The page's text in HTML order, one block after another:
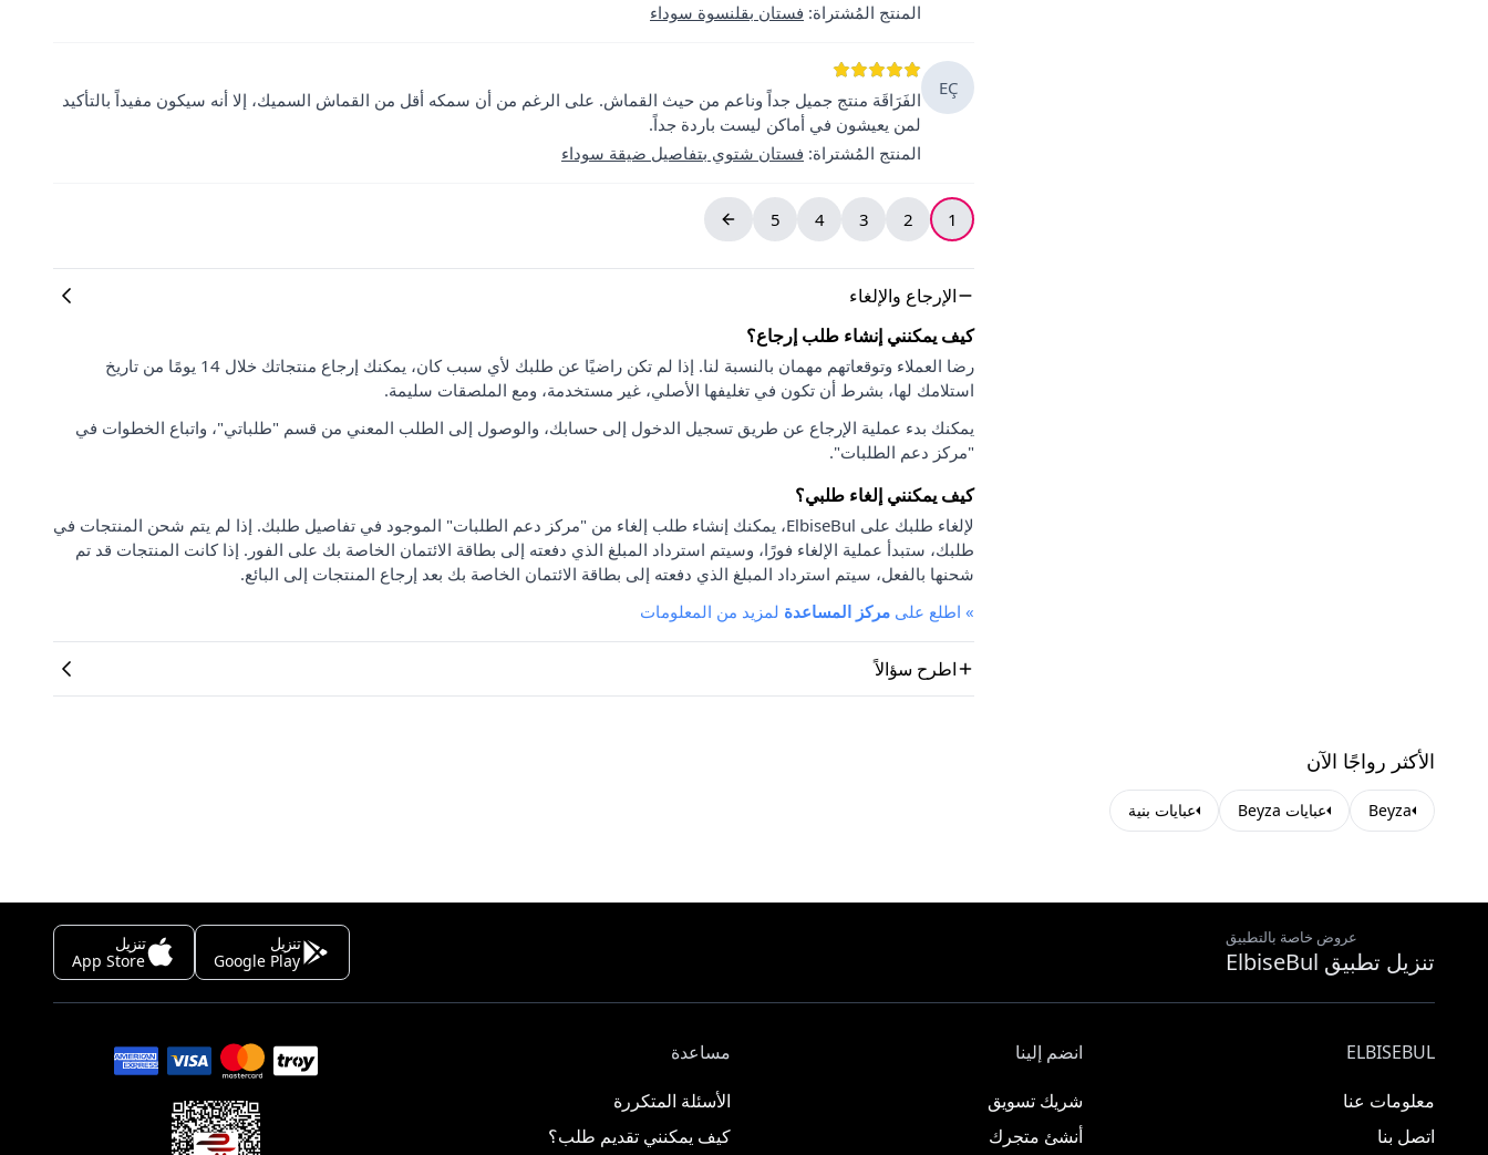
المنتج المُشتراة: فستان بقلنسوة سوداء
EÇ
الفَرَاقَة منتج جميل جداً وناعم من حيث القماش. على الرغم من أن سمكه أقل من القماش السميك، إلا أنه سيكون مفيداً بالتأكيد
لمن يعيشون في أماكن ليست باردة جداً.
المنتج المُشتراة: فستان شتوي بتفاصيل ضيقة سوداء
1
2
3
4
5
الإرجاع والإلغاء
كيف يمكنني إنشاء طلب إرجاع؟
رضا العملاء وتوقعاتهم مهمان بالنسبة لنا. إذا لم تكن راضيًا عن طلبك لأي سبب كان، يمكنك إرجاع منتجاتك خلال 14 يومًا من تاريخ
استلامك لها، بشرط أن تكون في تغليفها الأصلي، غير مستخدمة، ومع الملصقات سليمة.
يمكنك بدء عملية الإرجاع عن طريق تسجيل الدخول إلى حسابك، والوصول إلى الطلب المعني من قسم "طلباتي"، واتباع الخطوات في
"مركز دعم الطلبات".
كيف يمكنني إلغاء طلبي؟
لإلغاء طلبك على ElbiseBul، يمكنك إنشاء طلب إلغاء من "مركز دعم الطلبات" الموجود في تفاصيل طلبك. إذا لم يتم شحن المنتجات في
طلبك، ستبدأ عملية الإلغاء فورًا، وسيتم استرداد المبلغ الذي دفعته إلى بطاقة الائتمان الخاصة بك على الفور. إذا كانت المنتجات قد تم
شحنها بالفعل، سيتم استرداد المبلغ الذي دفعته إلى بطاقة الائتمان الخاصة بك بعد إرجاع المنتجات إلى البائع.
» اطلع على مركز المساعدة لمزيد من المعلومات
اطرح سؤالاً
الأكثر رواجًا الآن
Beyza عبايات Beyza عبايات بنية
عروض خاصة بالتطبيق
تنزيل تطبيق ElbiseBul
تنزيل
Google Play
تنزيل
App Store
ELBISEBUL
معلومات عنا
اتصل بنا
انضم إلينا
شريك تسويق
أنشئ متجرك
مساعدة
الأسئلة المتكررة
كيف يمكنني تقديم طلب؟